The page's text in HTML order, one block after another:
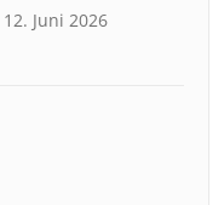
12. Juni 2026